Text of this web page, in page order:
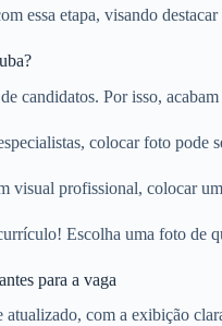
essa etapa, visando
candidatos. Por isso,
colocar foto pode
visual profissional, colocar
Escolha uma foto de
para a vaga
com a exibição